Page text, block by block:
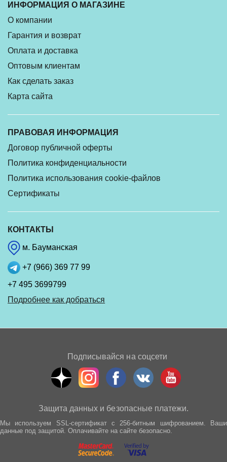
ИНФОРМАЦИЯ О МАГАЗИНЕ
О компании
Гарантия и возврат
Оплата и доставка
Оптовым клиентам
Как сделать заказ
Карта сайта
ПРАВОВАЯ ИНФОРМАЦИЯ
Договор публичной оферты
Политика конфиденциальности
Политика использования cookie-файлов
Сертификаты
КОНТАКТЫ
м. Бауманская
+7 (966) 369 77 99
+7 495 3699799
Подробнее как добраться
Подписывайся на соцсети
Защита данных и безопасные платежи.
Мы используем SSL-сертификат с 256-битным шифрованием. Ваши
данные под защитой. Оплачивайте на сайте безопасно.